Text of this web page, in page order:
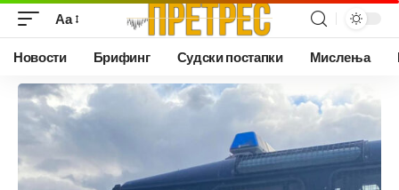
Аа
Новости Брифинг Судски постапки Мислења